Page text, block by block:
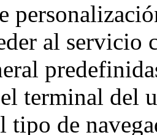
al servicio
terminal del
tipo de